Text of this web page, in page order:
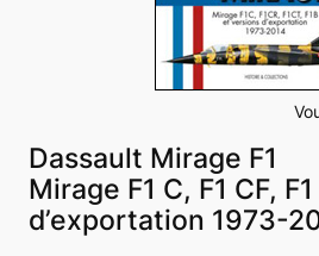
e
r
Dassault Mirage F1
Mirage F1 C, F1 CF,
d’exportation 1973-